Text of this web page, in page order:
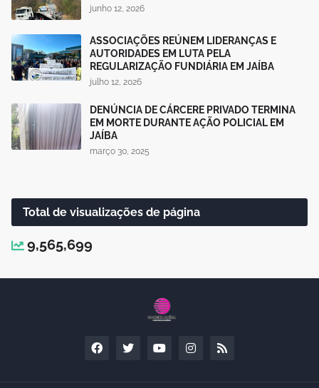
junho 12, 2026
ASSOCIAÇÕES REÚNEM LIDERANÇAS E
AUTORIDADES EM LUTA PELA
REGULARIZAÇÃO FUNDIÁRIA EM JAÍBA
julho 12, 2026
DENÚNCIA DE CÁRCERE PRIVADO TERMINA
EM MORTE DURANTE AÇÃO POLICIAL EM
JAÍBA
março 30, 2025
Total de visualizações de página
9,565,699